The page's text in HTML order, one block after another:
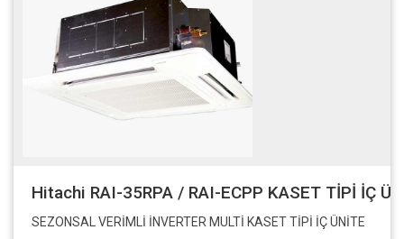
Hitachi RAI-35RPA / RAI-ECPP KASET TİPİ İÇ
SEZONSAL VERİMLİ İNVERTER MULTİ KASET TİPİ İÇ ÜNİTE